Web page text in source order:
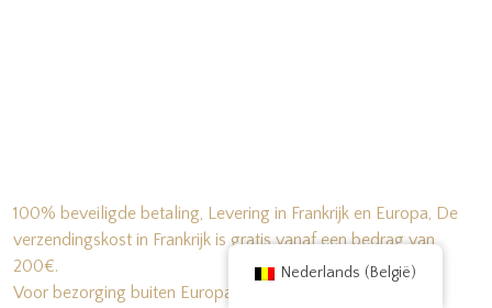
100% beveiligde betaling, Levering in Frankrijk en Europa, De
verzendingskost in Frankrijk is gratis vanaf een bedrag van
200€.
Voor bezorging buiten Europa kunt u een e-mail sturen :
Nederlands (België)